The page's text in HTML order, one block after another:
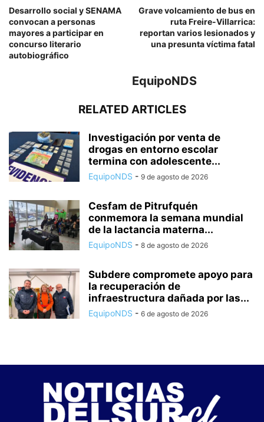
Desarrollo social y SENAMA
convocan a personas
mayores a participar en
concurso literario
autobiográfico
Grave volcamiento de bus en
ruta Freire-Villarrica:
reportan varios lesionados y
una presunta víctima fatal
EquipoNDS
RELATED ARTICLES
Investigación por venta de
drogas en entorno escolar
termina con adolescente...
EquipoNDS - 9 de agosto de 2026
Cesfam de Pitrufquén
conmemora la semana mundial
de la lactancia materna...
EquipoNDS - 8 de agosto de 2026
Subdere compromete apoyo para
la recuperación de
infraestructura dañada por las...
EquipoNDS - 6 de agosto de 2026